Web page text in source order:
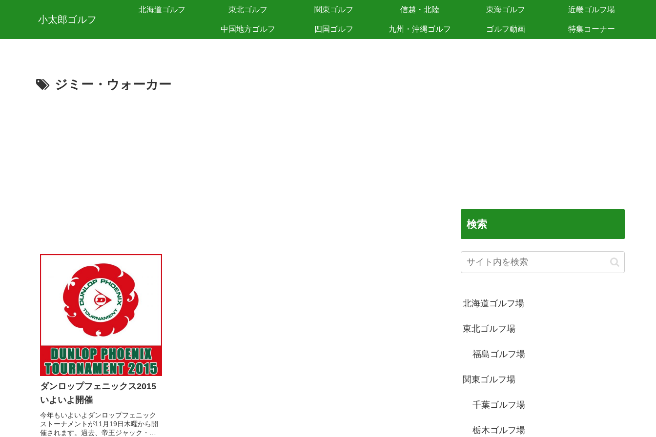
小太郎ゴルフ
北海道ゴルフ 東北ゴルフ 関東ゴルフ 信越・北陸 東海ゴルフ 近畿ゴルフ場
中国地方ゴルフ 四国ゴルフ 九州・沖縄ゴルフ ゴルフ動画 特集コーナー
ジミー・ウォーカー
ダンロップフェニックス2015
いよいよ開催
今年もいよいよダンロップフェニック
ストーナメントが11月19日木曜から開
催されます。過去、帝王ジャック・ニ
検索
北海道ゴルフ場
東北ゴルフ場
福島ゴルフ場
関東ゴルフ場
千葉ゴルフ場
栃木ゴルフ場